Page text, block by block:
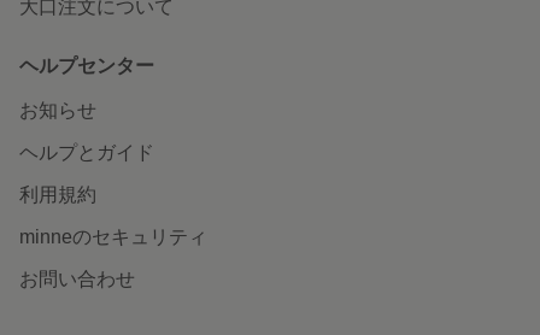
大口注文について
ヘルプセンター
お知らせ
ヘルプとガイド
利用規約
minneのセキュリティ
お問い合わせ